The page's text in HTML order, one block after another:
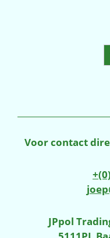
Voor contact
JPpol